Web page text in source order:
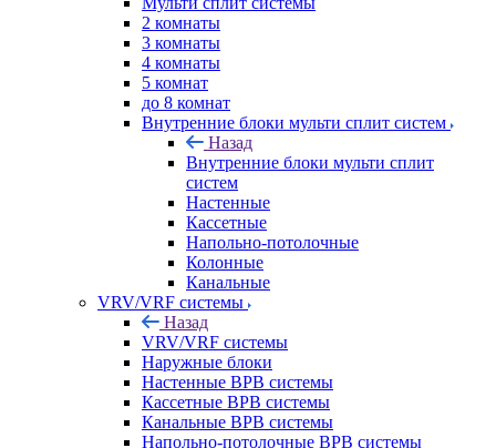
2 комнаты
3 комнаты
4 комнаты
5 комнат
до 8 комнат
Внутренние блоки мульти сплит систем
Назад
Внутренние блоки мульти сплит
систем
Настенные
Кассетные
Напольно-потолочные
Колонные
Канальные
VRV/VRF системы
Назад
VRV/VRF системы
Наружные блоки
Настенные ВРВ системы
Кассетные ВРВ системы
Канальные ВРВ системы
Напольно-потолочные ВРВ системы